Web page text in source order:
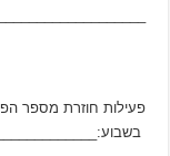
פעילות חוזרת מספר